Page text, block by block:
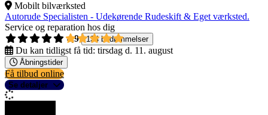
Mobilt bilværksted
Autorude Specialisten - Udekørende Rudeskift & Eget værksted.
Service og reparation hos dig
4,9
134 bedømmelser
Du kan tidligst få tid: tirsdag d. 11. august
Åbningstider
Få tilbud online
Se detaljer